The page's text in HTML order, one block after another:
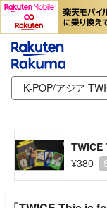
¥380